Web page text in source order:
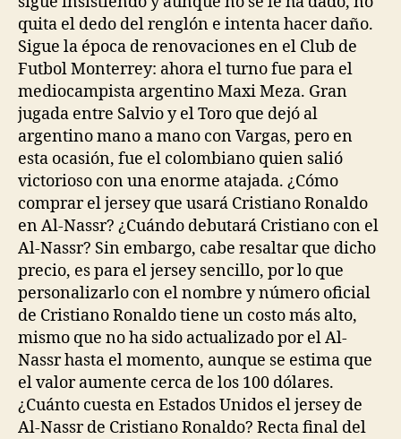
quita el dedo del renglón e intenta hacer daño.
Sigue la época de renovaciones en el Club de
Futbol Monterrey: ahora el turno fue para el
mediocampista argentino Maxi Meza. Gran
jugada entre Salvio y el Toro que dejó al
argentino mano a mano con Vargas, pero en
esta ocasión, fue el colombiano quien salió
victorioso con una enorme atajada. ¿Cómo
comprar el jersey que usará Cristiano Ronaldo
en Al-Nassr? ¿Cuándo debutará Cristiano con el
Al-Nassr? Sin embargo, cabe resaltar que dicho
precio, es para el jersey sencillo, por lo que
personalizarlo con el nombre y número oficial
de Cristiano Ronaldo tiene un costo más alto,
mismo que no ha sido actualizado por el Al-
Nassr hasta el momento, aunque se estima que
el valor aumente cerca de los 100 dólares.
¿Cuánto cuesta en Estados Unidos el jersey de
Al-Nassr de Cristiano Ronaldo? Recta final del